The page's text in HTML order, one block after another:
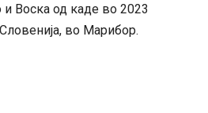
Воска од каде во 2023
во Марибор.